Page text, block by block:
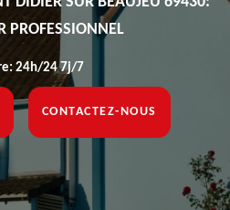
PROFESSIONNEL
24h/24 7j/7
CONTACTEZ-NOUS